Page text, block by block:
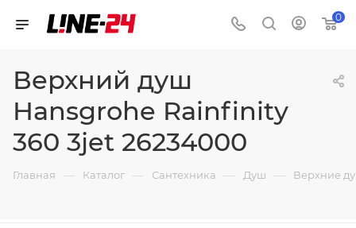
0
Верхний душ
Hansgrohe Rainfinity
360 3jet 26234000
Главная — Каталог — Сантехника — Душ — Верхние